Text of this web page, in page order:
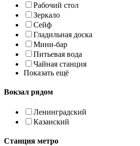
Рабочий стол
Зеркало
Сейф
Гладильная доска
Мини-бар
Питьевая вода
Чайная станция
Показать ещё
Вокзал рядом
Ленинградский
Казанский
Станция метро